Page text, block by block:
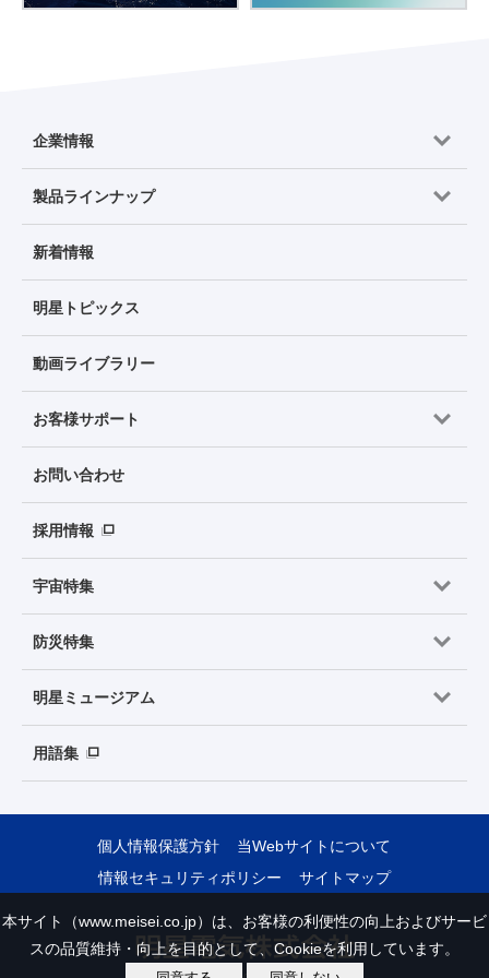
企業情報
製品ラインナップ
新着情報
明星トピックス
動画ライブラリー
お客様サポート
お問い合わせ
採用情報
宇宙特集
防災特集
明星ミュージアム
用語集
個人情報保護方針
当Webサイトについて
情報セキュリティポリシー
サイトマップ
本サイト（www.meisei.co.jp）は、お客様の利便性の向上およびサービ
スの品質維持・向上を目的として、Cookieを利用しています。